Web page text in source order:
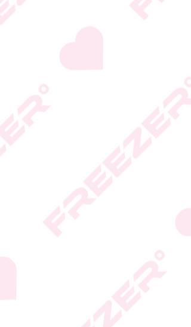
היצרן או גוף הכשרות;
המידע המעודכן מופיע על
* טעות סופר בתיאור המוצר
* ט.ל.ח.